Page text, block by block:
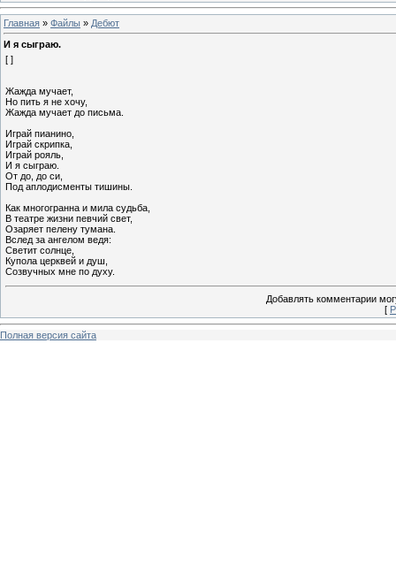
Главная » Файлы » Дебют
И я сыграю.
[ ]
Жажда мучает,
Но пить я не хочу,
Жажда мучает до письма.
Играй пианино,
Играй скрипка,
Играй рояль,
И я сыграю.
От до, до си,
Под аплодисменты тишины.
Как многогранна и мила судьба,
В театре жизни певчий свет,
Озаряет пелену тумана.
Вслед за ангелом ведя:
Светит солнце,
Купола церквей и душ,
Созвучных мне по духу.
Добавлять комментарии
[
Полная версия сайта